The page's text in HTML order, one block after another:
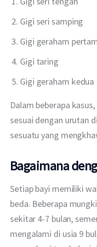
Gigi seri samping
Gigi geraham
Gigi taring
Gigi geraham kedua
Dalam beberapa
sesuai dengan urutan
sesuatu yang
Bagaimana
Setiap bayi memiliki
beda. Beberapa
sekitar 4-7 bulan,
mengalami di usia 9